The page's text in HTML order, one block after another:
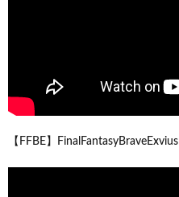
【FFBE】FinalFantasyBraveExvius